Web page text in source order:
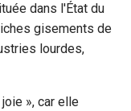
dans l'État du
gisements de
lourdes,
», car elle